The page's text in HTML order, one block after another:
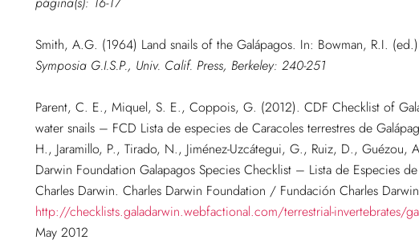
Smith, A.G. (1964) Land snails of the Galápagos. In: Bowman, R.I.
Symposia G.I.S.P., Univ. Calif. Press, Berkeley: 240-251
Parent, C. E., Miquel, S. E., Coppois, G. (2012). CDF Checklist of
water snails – FCD Lista de especies de Caracoles terrestres de
H., Jaramillo, P., Tirado, N., Jiménez-Uzcátegui, G., Ruiz, D., Guézou,
Darwin Foundation Galapagos Species Checklist – Lista de Especies
Charles Darwin. Charles Darwin Foundation / Fundación Charles
http://checklists.galadarwin.webfactional.com/terrestrial-invertebrates/
May 2012